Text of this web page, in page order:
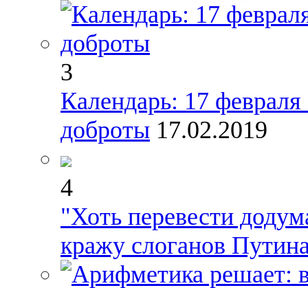
3
Календарь: 17
доброты 17.02.2019
4
"Хоть перевести
кражу слоганов